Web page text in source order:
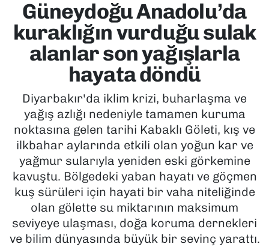
Güneydoğu Anadolu’da
kuraklığın vurduğu sulak
alanlar son yağışlarla
hayata döndü
Diyarbakır'da iklim krizi, buharlaşma ve
yağış azlığı nedeniyle tamamen kuruma
noktasına gelen tarihi Kabaklı Göleti, kış ve
ilkbahar aylarında etkili olan yoğun kar ve
yağmur sularıyla yeniden eski görkemine
kavuştu. Bölgedeki yaban hayatı ve göçmen
kuş sürüleri için hayati bir vaha niteliğinde
olan gölette su miktarının maksimum
seviyeye ulaşması, doğa koruma dernekleri
ve bilim dünyasında büyük bir sevinç yarattı.
EKONOMİ
KÜLTÜR SANAT
MAGAZİN
POLİTİKA
SAĞLIK
SPOR
TEKNOLOJİ
YAŞAM
Tüm Manşetler
Son Dakika Haberleri
Haber Arşivi